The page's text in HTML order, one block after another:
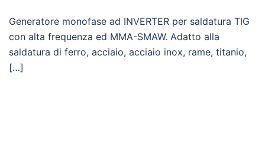
Generatore monofase ad INVERTER per saldatura TIG
con alta frequenza ed MMA-SMAW. Adatto alla
saldatura di ferro, acciaio, acciaio inox, rame, titanio,
[…]